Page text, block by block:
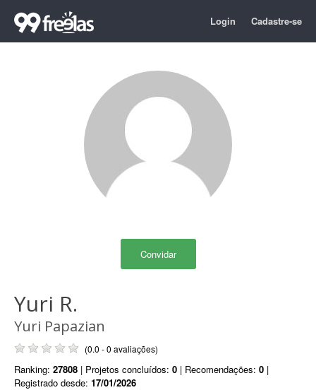
Login Cadastre-se
Convidar
Yuri R.
Yuri Papazian
(0.0 - 0 avaliações)
Ranking: 27808 | Projetos concluídos: 0 | Recomendações: 0 |
Registrado desde: 17/01/2026